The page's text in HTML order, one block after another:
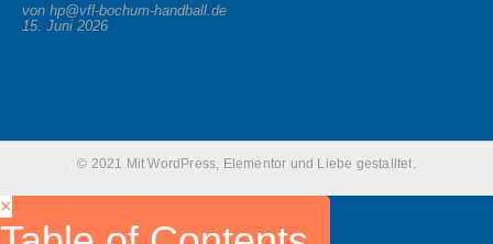
von hp@vfl-bochum-handball.de
15. Juni 2026
© 2021 Mit WordPress, Elementor und Liebe gestalltet.
×